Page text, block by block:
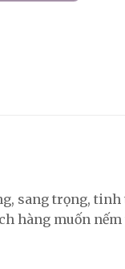
sang trọng,
hàng muốn